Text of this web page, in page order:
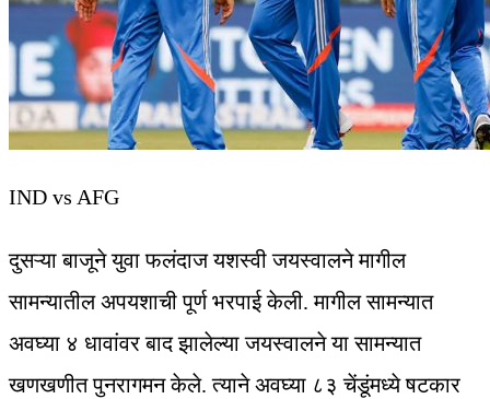
IND vs AFG
दुसऱ्या बाजूने युवा फलंदाज यशस्वी जयस्वालने मागील
सामन्यातील अपयशाची पूर्ण भरपाई केली. मागील सामन्यात
अवघ्या ४ धावांवर बाद झालेल्या जयस्वालने या सामन्यात
खणखणीत पुनरागमन केले. त्याने अवघ्या ८३ चेंडूंमध्ये षटकार